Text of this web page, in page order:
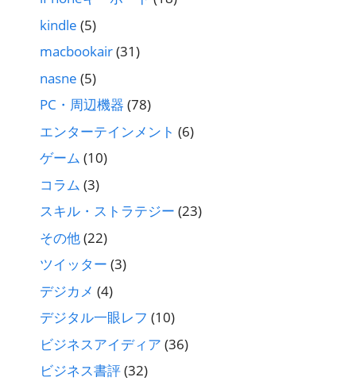
kindle (5)
macbookair(31)
nasne (5)
PC・周辺機器 (78)
エンターテインメント (6)
ゲーム (10)
コラム (3)
スキル・ストラテジー (23)
その他(22)
ツイッター (3)
デジカメ (4)
デジタル一眼レフ (10)
ビジネスアイディア (36)
ビジネス書評(32)